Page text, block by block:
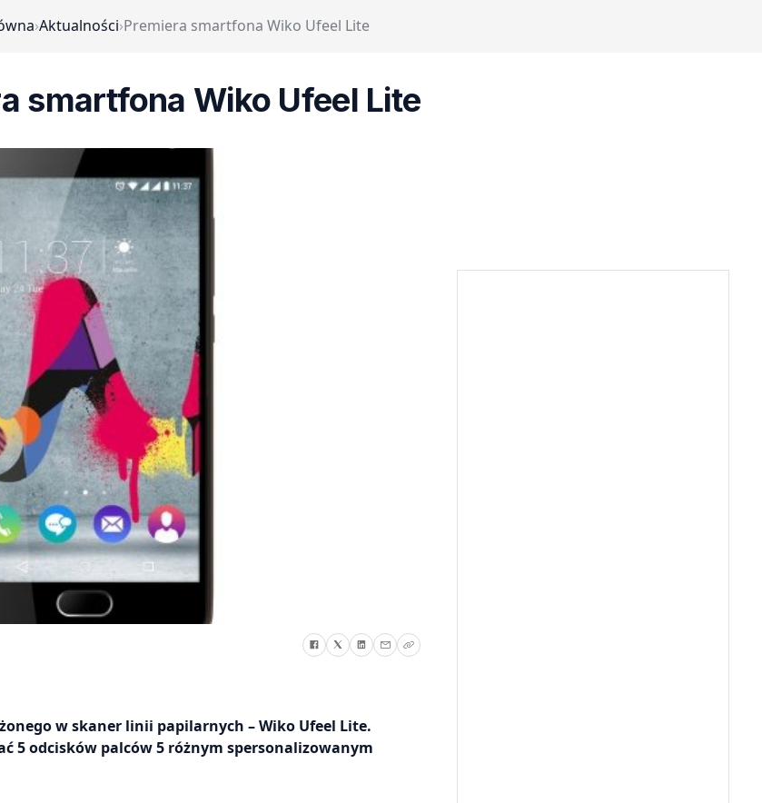
›Aktualności›Premiera smartfona Wiko Ufeel Lite
smartfona Wiko Ufeel Lite
w skaner linii papilarnych – Wiko Ufeel Lite.
5 odcisków palców 5 różnym spersonalizowanym